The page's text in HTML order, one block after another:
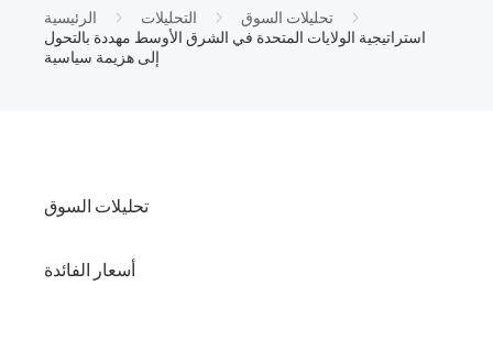
المنصات
الرئيسية التحليلات
تحليلات السوق
استراتيجية الولايات المتحدة في الشرق الأوسط مهددة بالتحول
إلى هزيمة سياسية
تحليلات السوق
أسعار الفائدة